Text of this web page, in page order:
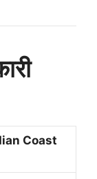
Coast